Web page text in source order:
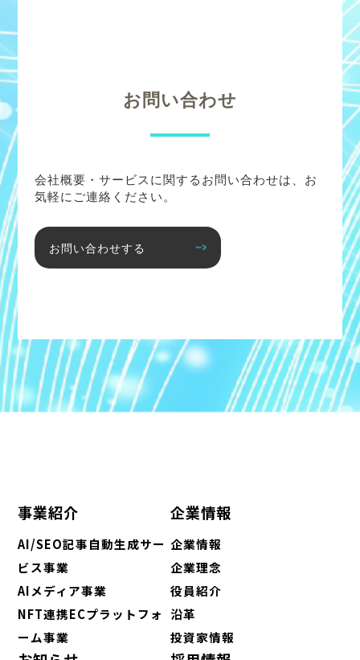
お問い合わせ
会社概要・サービスに関するお問い合わせは、お
気軽にご連絡ください。
お問い合わせする
事業紹介
AI/SEO記事自動生成サー
ビス事業
AIメディア事業
NFT連携ECプラットフォ
ーム事業
企業情報
企業情報
企業理念
役員紹介
沿革
投資家情報